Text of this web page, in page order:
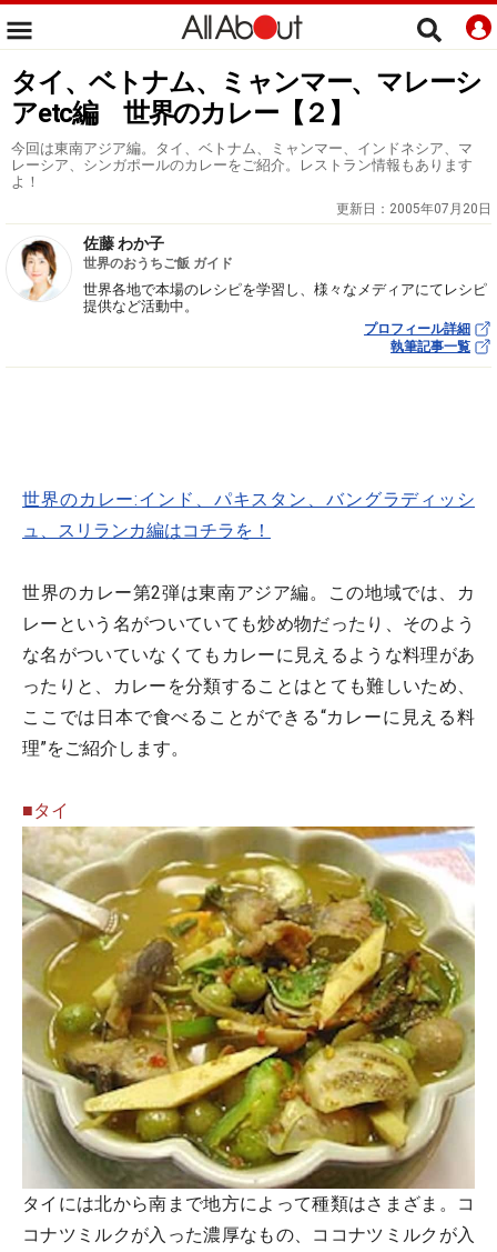
タイ、ベトナム、ミャンマー、マレーシ
アetc編 世界のカレー【２】
今回は東南アジア編。タイ、ベトナム、ミャンマー、インドネシア、マ
レーシア、シンガポールのカレーをご紹介。レストラン情報もあります
よ！
更新日： 2005年07月20日
佐藤 わか子
世界のおうちご飯 ガイド
世界各地で本場のレシピを学習し、様々なメディアにてレシピ
提供など活動中。
プロフィール詳細
執筆記事一覧
世界のカレー:インド、パキスタン、バングラディッシ
ュ、スリランカ編はコチラを！
世界のカレー第2弾は東南アジア編。この地域では、カ
レーという名がついていても炒め物だったり、そのよう
な名がついていなくてもカレーに見えるような料理があ
ったりと、カレーを分類することはとても難しいため、
ここでは日本で食べることができる“カレーに見える料
理”をご紹介します。
■タイ
タイには北から南まで地方によって種類はさまざま。コ
コナツミルクが入った濃厚なもの、ココナツミルクが入